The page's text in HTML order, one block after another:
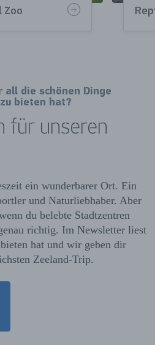
Zoo
all die schönen Dinge
bieten hat?
für unseren
ein wunderbarer Ort. Ein
und Naturliebhaber. Aber
du belebte Stadtzentren
richtig. Im Newsletter liest
hat und wir geben dir
Zeeland-Trip.